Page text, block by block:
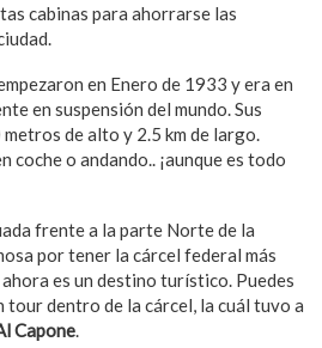
cabinas para ahorrarse las
en Enero de 1933 y era en
en suspensión del mundo. Sus
de alto y 2.5 km de largo.
coche o andando.. ¡aunque es todo
frente a la parte Norte de la
por tener la cárcel federal más
es un destino turístico. Puedes
dentro de la cárcel, la cuál tuvo a
Capone.